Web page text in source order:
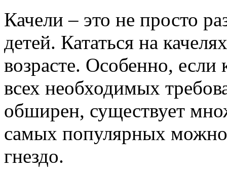
Качели – это не просто
детей. Кататься на
возрасте. Особенно,
всех необходимых
обширен, существует
самых популярных можно
гнездо.